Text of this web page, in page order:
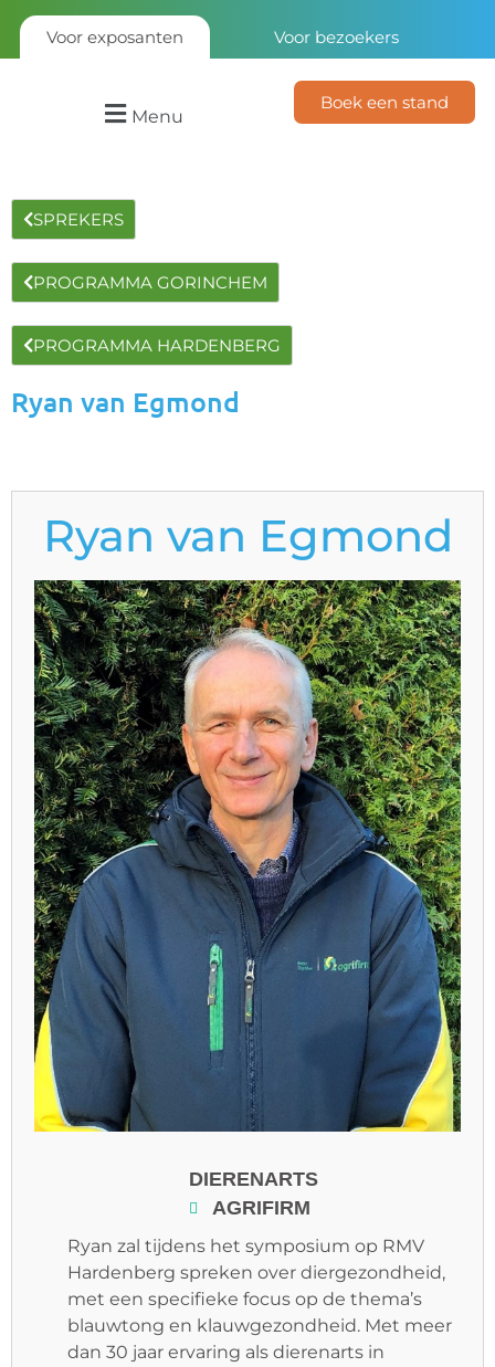
Voor exposanten Voor bezoekers
Menu
Boek een stand
SPREKERS
PROGRAMMA GORINCHEM
PROGRAMMA HARDENBERG
Ryan van Egmond
Ryan van Egmond
DIERENARTS
AGRIFIRM
Ryan zal tijdens het symposium op RMV
Hardenberg spreken over diergezondheid,
met een specifieke focus op de thema’s
blauwtong en klauwgezondheid. Met meer
dan 30 jaar ervaring als dierenarts in